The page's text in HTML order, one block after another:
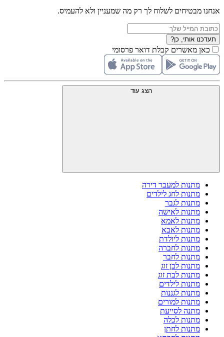
אנחנו מבטיחים לשלוח לך רק מה שמעניין ולא להעמיס.
תעדכנו אותי, כן?
כאן מאשרים קבלת דואר פרסומי
הצג עוד
מתנות למעבר דירה
מתנות לחג לילדים
מתנות לגבר
מתנות לאישה
מתנות לאמא
מתנות לאבא
מתנות ליולדת
מתנות לחברה
מתנות לחבר
מתנות לבן זוג
מתנות לבת זוג
מתנות לילדים
מתנות לגננות
מתנות למורים
מתנה לסייעת
מתנות לכלה
מתנות לחתן